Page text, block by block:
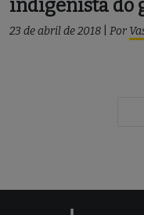
indigenista do
23 de abril de 2018 Por